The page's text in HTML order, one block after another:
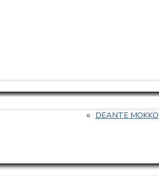
DEANTE MOKKO